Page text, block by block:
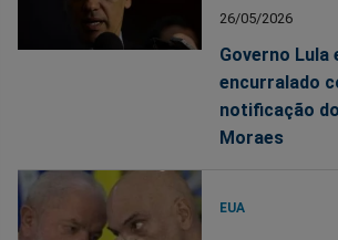
26/05/2026
Governo Lula
encurralado
notificação
Moraes
EUA